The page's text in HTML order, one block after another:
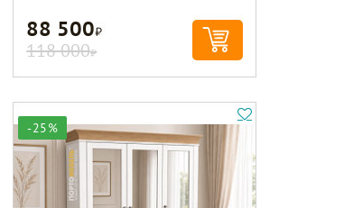
88 500Р
118 000Р
-25%